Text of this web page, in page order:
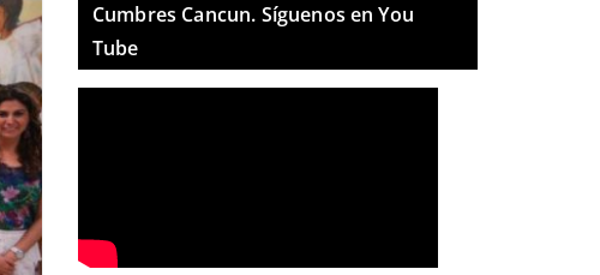
Cumbres Cancun. Síguenos en You
Tube